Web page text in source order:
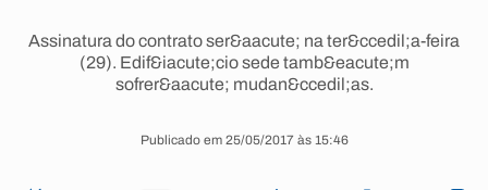
Assinatura do contrato ser&aacute; na ter&ccedil;a-feira
(29). Edif&iacute;cio sede tamb&eacute;m
sofrer&aacute; mudan&ccedil;as.
Publicado em 25/05/2017 às 15:46